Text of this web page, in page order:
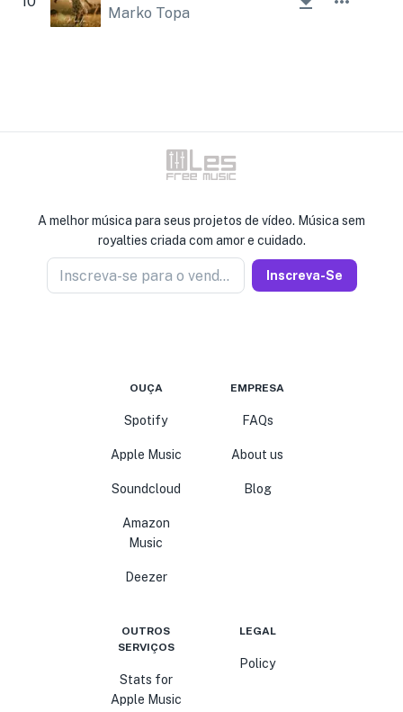
Marko Topa
A melhor música para seus projetos de vídeo. Música sem
royalties criada com amor e cuidado.
Inscreva-se para o vendedor de notícias Inscreva-Se
OUÇA
Spotify
Apple Music
Soundcloud
Amazon
Music
Deezer
EMPRESA
FAQs
About us
Blog
OUTROS
SERVIÇOS
Stats for
Apple Music
LEGAL
Policy